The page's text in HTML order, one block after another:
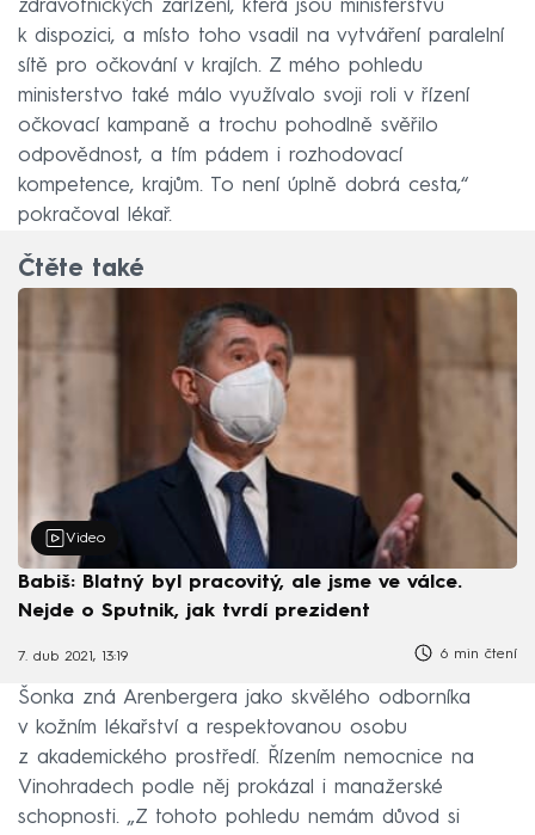
zdravotnických zařízení, která jsou ministerstvu
k dispozici, a místo toho vsadil na vytváření paralelní
sítě pro očkování v krajích. Z mého pohledu
ministerstvo také málo využívalo svoji roli v řízení
očkovací kampaně a trochu pohodlně svěřilo
odpovědnost, a tím pádem i rozhodovací
kompetence, krajům. To není úplně dobrá cesta,“
pokračoval lékař.
Čtěte také
Video
Babiš: Blatný byl pracovitý, ale jsme ve válce.
Nejde o Sputnik, jak tvrdí prezident
7. dub 2021, 13:19 6 min čtení
Šonka zná Arenbergera jako skvělého odborníka
v kožním lékařství a respektovanou osobu
z akademického prostředí. Řízením nemocnice na
Vinohradech podle něj prokázal i manažerské
schopnosti. „Z tohoto pohledu nemám důvod si